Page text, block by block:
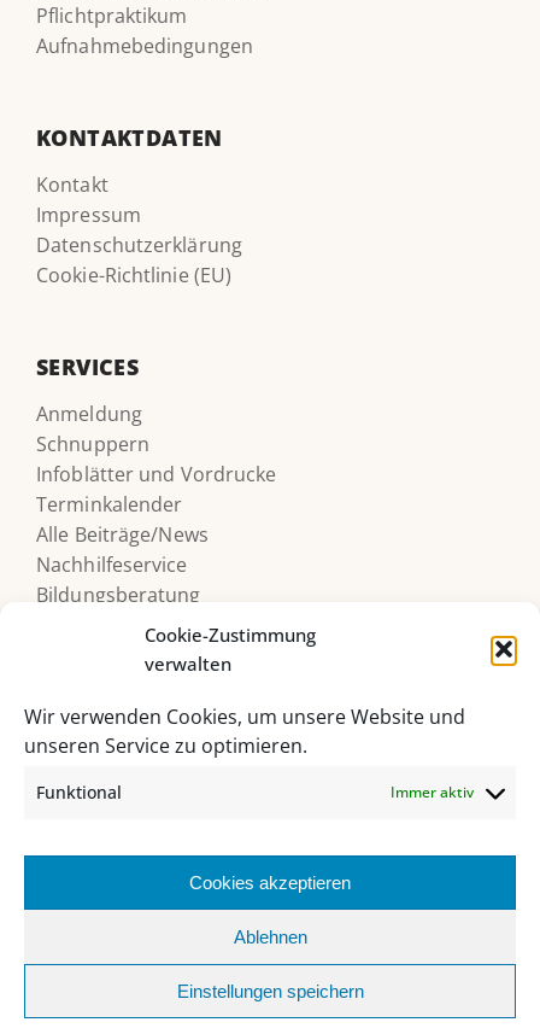
Cookie-Zustimmung
verwalten
Wir verwenden Cookies, um unsere Website und
unseren Service zu optimieren.
Funktional Immer aktiv
Cookies akzeptieren
Ablehnen
Einstellungen speichern
Pflichtpraktikum
Aufnahmebedingungen
KONTAKTDATEN
Kontakt
Impressum
Datenschutzerklärung
Cookie-Richtlinie (EU)
SERVICES
Anmeldung
Schnuppern
Infoblätter und Vordrucke
Terminkalender
Alle Beiträge/News
Nachhilfeservice
Bildungsberatung
Druckerguthaben
HAK/HAS Bad Ischl, Grazer Straße 27, 4820 Bad Ischl
06132 235 62 |sekretariat@hakhasbadischl.at
Facebook
Instagram
YouTube
Office MS Webuntis